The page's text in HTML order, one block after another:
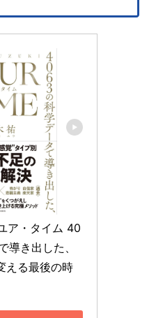
ア・タイム 40
導き出した、
える最後の時